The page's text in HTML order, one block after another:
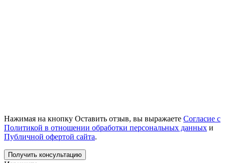
Нажимая на кнопку Оставить отзыв, вы выражаете Согласие с
Политикой в отношении обработки персональных данных и
Публичной офертой сайта.